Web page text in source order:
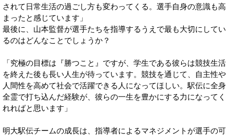
されて日常生活の過ごし方も変わってくる。選手自身の意識も高
まったと感じています」
最後に、山本監督が選手たちを指導するうえで最も大切にしてい
るのはどんなことでしょうか？
「究極の目標は『勝つこと』ですが、学生である彼らは競技生活
を終えた後も長い人生が待っています。競技を通じて、自主性や
人間性を高めて社会で活躍できる人になってほしい。駅伝に全身
全霊で打ち込んだ経験が、彼らの一生を豊かにする力になってく
れればと思います」
明大駅伝チームの成長は、指導者によるマネジメントが選手の可